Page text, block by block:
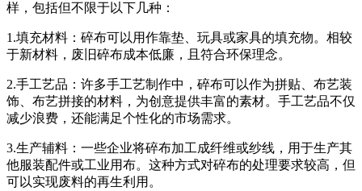
样，包括但不限于以下几种：
1.填充材料：碎布可以用作靠垫、玩具或家具的填充物。相较
于新材料，废旧碎布成本低廉，且符合环保理念。
2.手工艺品：许多手工艺制作中，碎布可以作为拼贴、布艺装
饰、布艺拼接的材料，为创意提供丰富的素材。手工艺品不仅
减少浪费，还能满足个性化的市场需求。
3.生产辅料：一些企业将碎布加工成纤维或纱线，用于生产其
他服装配件或工业用布。这种方式对碎布的处理要求较高，但
可以实现废料的再生利用。